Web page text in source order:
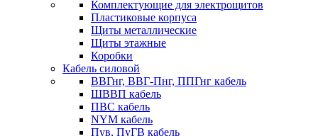
Комплектующие для электрощитов
Пластиковые корпуса
Щиты металлические
Щиты этажные
Коробки
Кабель силовой
ВВГнг, ВВГ-Пнг, ППГнг кабель
ШВВП кабель
ПВС кабель
NYM кабель
Пув, ПуГВ кабель